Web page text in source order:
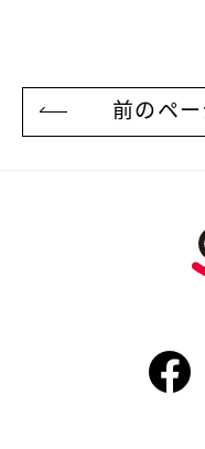
前のペー